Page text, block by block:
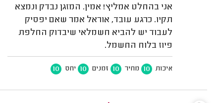
אני בהחלט אמליץ! אמין. המזגן נבדק ונמצא
תקיו. כרגע עובד, אוראל אמר שאם יפסיק
לעבוד יש להביא חשמלאי שיבדוק החלפת
פיוז בלוח החשמל.
איכות 10 מחיר 10 זמנים 10 יחס 10